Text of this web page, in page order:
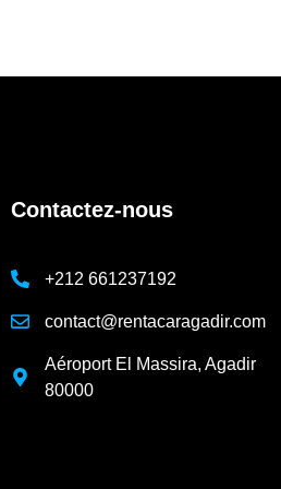
Contactez-nous
+212 661237192
contact@rentacaragadir.com
Aéroport El Massira, Agadir
80000